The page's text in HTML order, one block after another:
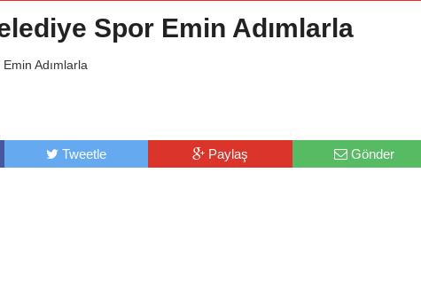
Spor Emin Adımlarla
Tweetle Paylaş Gönder